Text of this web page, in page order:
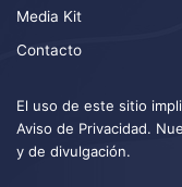
Media Kit
Contacto
El uso de este sitio
Aviso de Privacidad.
y de divulgación.